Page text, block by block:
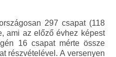
297 csapat (118
ami az előző évhez képest
16 csapat mérte össze
részvételével. A versenyen